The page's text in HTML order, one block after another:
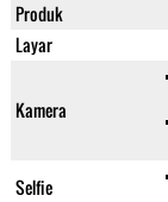
Produk
Layar
Kamera
Selfie